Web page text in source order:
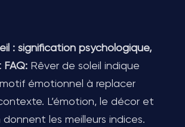
: signification psychologique,
FAQ: Rêver de soleil indique
émotionnel à replacer
L’émotion, le décor et
les meilleurs indices.